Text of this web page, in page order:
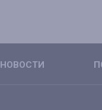
НОВОСТИ